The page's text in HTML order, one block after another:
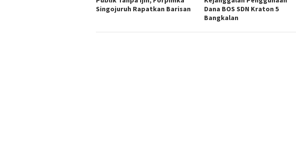
Singojuruh Rapatkan Barisan
Dana BOS SDN Kraton 5
Bangkalan